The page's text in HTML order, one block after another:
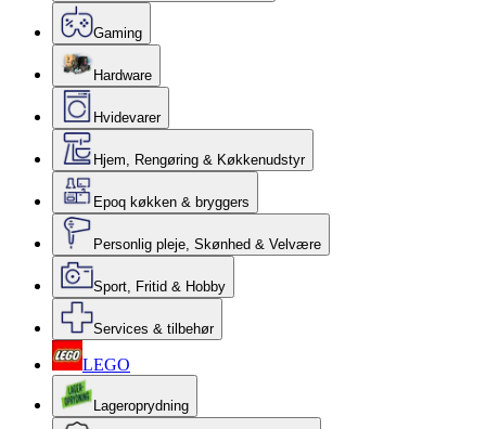
Gaming
Hardware
Hvidevarer
Hjem, Rengøring & Køkkenudstyr
Epoq køkken & bryggers
Personlig pleje, Skønhed & Velvære
Sport, Fritid & Hobby
Services & tilbehør
LEGO
Lageroprydning